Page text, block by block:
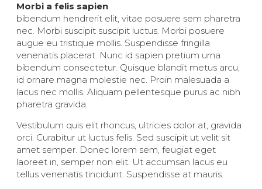
Morbi a felis sapien
bibendum hendrerit elit, vitae posuere sem pharetra
nec. Morbi suscipit suscipit luctus. Morbi posuere
augue eu tristique mollis. Suspendisse fringilla
venenatis placerat. Nunc id sapien pretium urna
bibendum consectetur. Quisque blandit metus arcu,
id ornare magna molestie nec. Proin malesuada a
lacus nec mollis. Aliquam pellentesque purus ac nibh
pharetra gravida.
Vestibulum quis elit rhoncus, ultricies dolor at, gravida
orci. Curabitur ut luctus felis. Sed suscipit ut velit sit
amet semper. Donec lorem sem, feugiat eget
laoreet in, semper non elit. Ut accumsan lacus eu
tellus venenatis tincidunt. Suspendisse at mauris.